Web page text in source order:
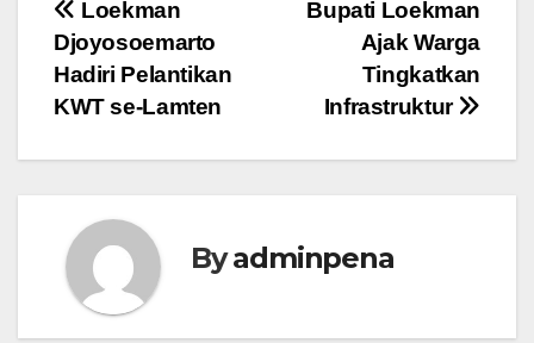
Navigasi
pos
Bupati Loekman
Ajak Warga
Tingkatkan
Infrastruktur
Loekman
Djoyosoemarto
Hadiri Pelantikan
KWT se-Lamten
Byadminpena